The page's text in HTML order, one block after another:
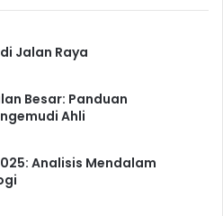
Jalan Raya
Besar: Panduan
Ahli
Analisis Mendalam